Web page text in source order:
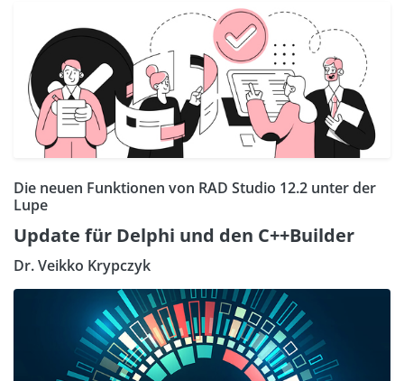
Die neuen Funktionen von RAD Studio 12.2 unter der
Lupe
Update für Delphi und den C++Builder
Dr. Veikko Krypczyk